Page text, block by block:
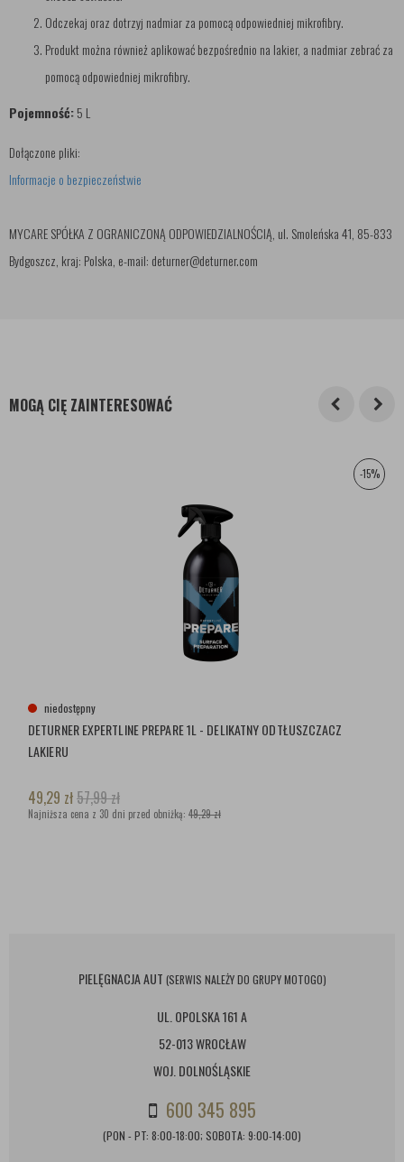
Odczekaj oraz dotrzyj nadmiar za pomocą odpowiedniej mikrofibry.
Produkt można również aplikować bezpośrednio na lakier, a nadmiar zebrać za
pomocą odpowiedniej mikrofibry.
Pojemność:5 L
Dołączone pliki:
Informacje o bezpieczeństwie
MYCARE SPÓŁKA Z OGRANICZONĄ ODPOWIEDZIALNOŚCIĄ, ul. Smoleńska 41, 85-833
Bydgoszcz, kraj: Polska, e-mail: deturner@deturner.com
MOGĄ CIĘ ZAINTERESOWAĆ
-15%
niedostępny
DETURNER EXPERTLINE PREPARE 1L - DELIKATNY ODTŁUSZCZACZ
LAKIERU
49,29 zł57,99zł
Najniższa cena z 30 dni przed obniżką: 49,29 zł
PIELĘGNACJA AUT (SERWIS NALEŻY DO GRUPY MOTOGO)
UL. OPOLSKA 161 A
52-013 WROCŁAW
WOJ. DOLNOŚLĄSKIE
600 345 895
(PON - PT: 8:00-18:00; SOBOTA: 9:00-14:00)